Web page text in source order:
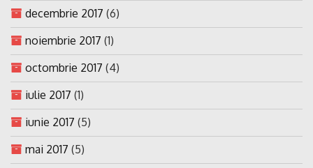
decembrie 2017 (6)
noiembrie 2017 (1)
octombrie 2017 (4)
iulie 2017 (1)
iunie 2017 (5)
mai 2017 (5)